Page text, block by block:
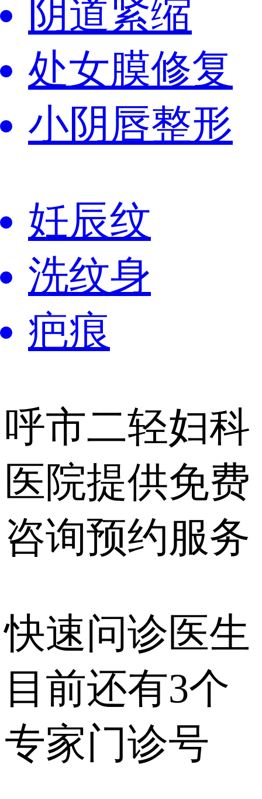
阴道紧缩
处女膜修复
小阴唇整形
妊辰纹
洗纹身
疤痕
呼市二轻妇科
医院提供免费
咨询预约服务
快速问诊医生
目前还有3个
专家门诊号